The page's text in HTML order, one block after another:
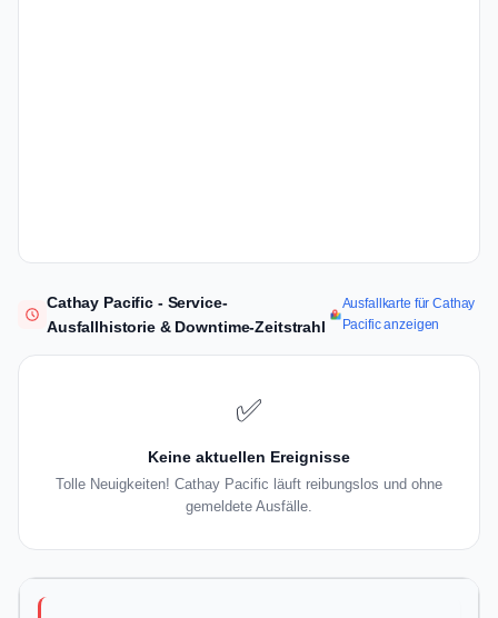
Cathay Pacific - Service-
Ausfallhistorie & Downtime-Zeitstrahl
Ausfallkarte für Cathay
Pacific anzeigen
✅
Keine aktuellen Ereignisse
Tolle Neuigkeiten! Cathay Pacific läuft reibungslos und ohne
gemeldete Ausfälle.